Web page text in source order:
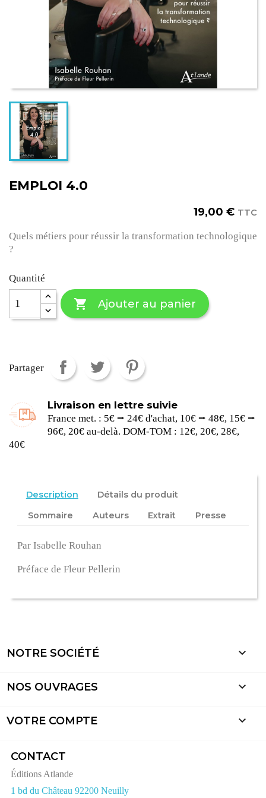
EMPLOI 4.0
19,00 € TTC
Quels métiers pour réussir la transformation technologique
?
Quantité
 Ajouter au panier
Partager
Livraison en lettre suivie
France met. : 5€ ⭢ 24€ d'achat, 10€ ⭢ 48€, 15€ ⭢
96€, 20€ au-delà. DOM-TOM : 12€, 20€, 28€,
40€
Description
Détails du produit
Sommaire
Auteurs Extrait Presse
Par Isabelle Rouhan
Préface de Fleur Pellerin
NOTRE SOCIÉTÉ 
NOS OUVRAGES 
VOTRE COMPTE 
CONTACT
Éditions Atlande
1 bd du Château 92200 Neuilly